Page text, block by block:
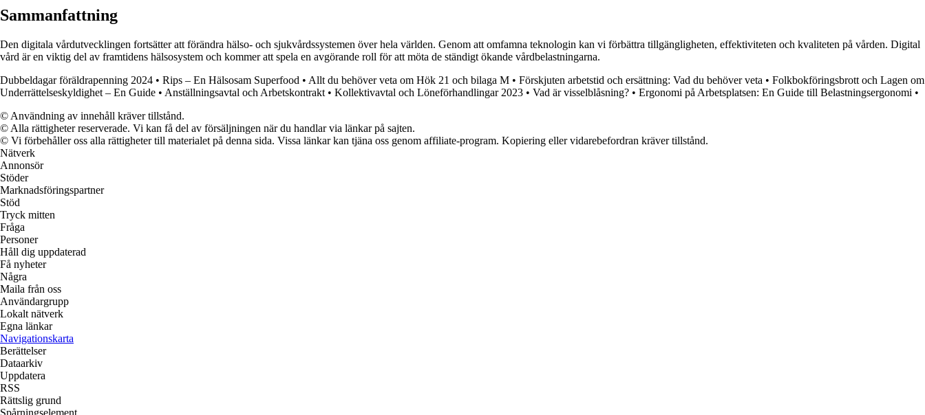
Sammanfattning
Den digitala vårdutvecklingen fortsätter att förändra hälso- och sjukvårdssystemen över hela världen. Genom att omfamna teknologin kan vi förbättra tillgängligheten, effektiviteten och kvaliteten på vården. Digital
vård är en viktig del av framtidens hälsosystem och kommer att spela en avgörande roll för att möta de ständigt ökande vårdbelastningarna.
Dubbeldagar föräldrapenning 2024 • Rips – En Hälsosam Superfood • Allt du behöver veta om Hök 21 och bilaga M • Förskjuten arbetstid och ersättning: Vad du behöver veta • Folkbokföringsbrott och Lagen om
Underrättelseskyldighet – En Guide • Anställningsavtal och Arbetskontrakt • Kollektivavtal och Löneförhandlingar 2023 • Vad är visselblåsning? • Ergonomi på Arbetsplatsen: En Guide till Belastningsergonomi •
© Användning av innehåll kräver tillstånd.
© Alla rättigheter reserverade. Vi kan få del av försäljningen när du handlar via länkar på sajten.
© Vi förbehåller oss alla rättigheter till materialet på denna sida. Vissa länkar kan tjäna oss genom affiliate-program. Kopiering eller vidarebefordran kräver tillstånd.
Nätverk
Annonsör
Stöder
Marknadsföringspartner
Stöd
Tryck mitten
Fråga
Personer
Håll dig uppdaterad
Få nyheter
Några
Maila från oss
Användargrupp
Lokalt nätverk
Egna länkar
Navigationskarta
Berättelser
Dataarkiv
Uppdatera
RSS
Rättslig grund